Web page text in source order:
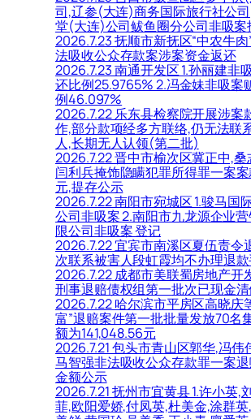
司,辽参(大连)商务国际旅行社公
堂(大连)公司鲅鱼圈分公司非吸案
2026.7.23 抚顺市新抚区“中农牛
法吸收公众存款案涉案资金返还
2026.7.23 南通开发区 1.孙丽建非
还比例25.9765% 2.冯金妹非吸案
例46.097%
2026.7.22 乐东县检察院开展涉案
作,部分款项经多方联络,仍无法联
人,长期无人认领(第二批)
2026.7.22 晋中市榆次区冀正中,桑
闫利兵掩饰隐瞒犯罪所得罪一案
元,提存公示
2026.7.22 南阳市宛城区 1.骏马国
公司非吸案 2.南阳市九龙源企业
限公司非吸案 登记
2026.7.22 宜宾市南溪区夏伍责令
次联系被害人段虹霞均不办理退
2026.7.22 成都市美联蜀房地产开
刑事退赔债权组第一批次已现金
2026.7.22 哈尔滨市平房区高晓庆
富”退赔案件第一批批量发放70名
额为141,048.56元
2026.7.21 包头市青山区郭华,冯伟
马智强非法吸收公众存款罪一案
金额公示
2026.7.21 抚州市宜黄县 1.许小英,
菲,欧阳爱娇,付凤英,杜美金,涂群